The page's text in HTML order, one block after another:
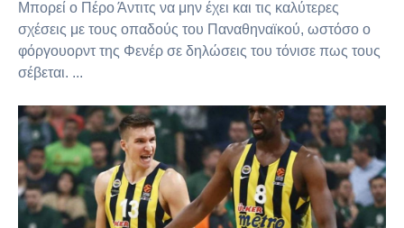
Μπορεί ο Πέρο Άντιτς να μην έχει και τις καλύτερες
σχέσεις με τους οπαδούς του Παναθηναϊκού, ωστόσο ο
φόργουορντ της Φενέρ σε δηλώσεις του τόνισε πως τους
σέβεται. ...